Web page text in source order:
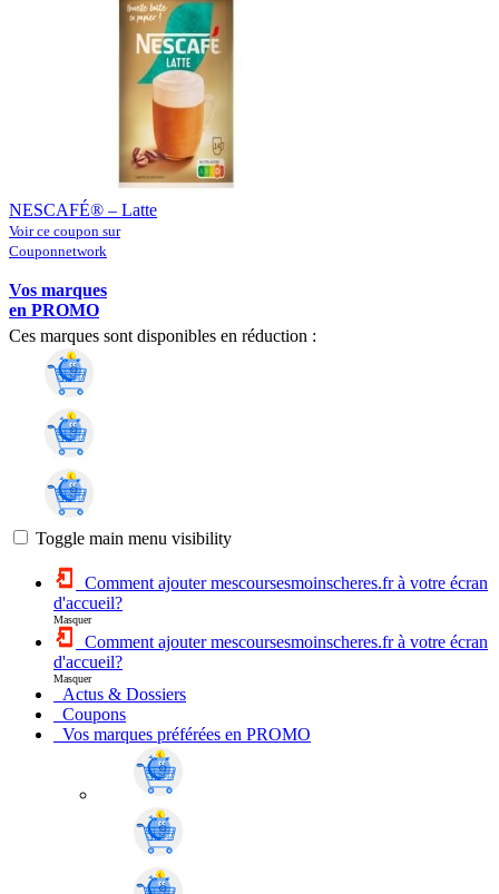
NESCAFÉ® – Latte
Voir ce coupon sur
Couponnetwork
Vos marques
en PROMO
Ces marques sont disponibles en réduction :
Toggle main menu visibility
Comment ajouter mescoursesmoinscheres.fr à votre écran
d'accueil?
Masquer
Comment ajouter mescoursesmoinscheres.fr à votre écran
d'accueil?
Masquer
Actus & Dossiers
Coupons
Vos marques préférées en PROMO